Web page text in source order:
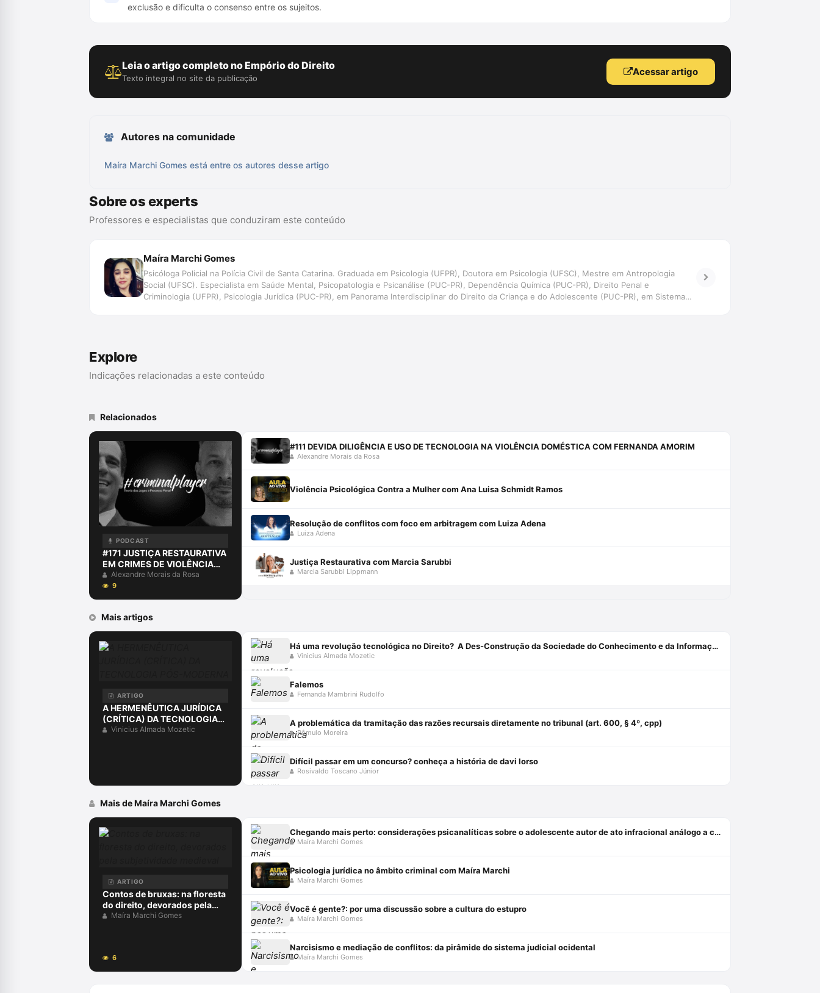
exclusão e dificulta o consenso entre os sujeitos.
Leia o artigo completo no Empório do Direito
Texto integral no site da publicação
Acessar artigo
Autores na comunidade
Maíra Marchi Gomes está entre os autores desse artigo
Sobre os experts
Professores e especialistas que conduziram este conteúdo
Maíra Marchi Gomes
Psicóloga Policial na Polícia Civil de Santa Catarina. Graduada em Psicologia (UFPR), Doutora em Psicologia (UFSC), Mestre em Antropologia
Social (UFSC). Especialista em Saúde Mental, Psicopatologia e Psicanálise (PUC-PR), Dependência Química (PUC-PR), Direito Penal e
Criminologia (UFPR), Psicologia Jurídica (PUC-PR), em Panorama Interdisciplinar do Direito da Criança e do Adolescente (PUC-PR), em Sistema
Explore
Indicações relacionadas a este conteúdo
Relacionados
PODCAST
#171 JUSTIÇA RESTAURATIVA
EM CRIMES DE VIOLÊNCIA
DOMÉSTICA COM MAYSA
CARVALHAL
Alexandre Morais da Rosa
9
#111 DEVIDA DILIGÊNCIA E USO DE TECNOLOGIA NA VIOLÊNCIA DOMÉSTICA COM FERNANDA AMORIM
Alexandre Morais da Rosa
Violência Psicológica Contra a Mulher com Ana Luisa Schmidt Ramos
Resolução de conflitos com foco em arbitragem com Luiza Adena
Luiza Adena
Justiça Restaurativa com Marcia Sarubbi
Marcia Sarubbi Lippmann
Mais artigos
ARTIGO
A HERMENÊUTICA JURÍDICA
(CRÍTICA) DA TECNOLOGIA
PÓS-MODERNA
Vinicius Almada Mozetic
Há uma revolução tecnológica no Direito? A Des-Construção da Sociedade do Conhecimento e da Informação[1]
Vinicius Almada Mozetic
Falemos
Fernanda Mambrini Rudolfo
A problemática da tramitação das razões recursais diretamente no tribunal (art. 600, § 4º, cpp)
Rômulo Moreira
Difícil passar em um concurso? conheça a história de davi lorso
Rosivaldo Toscano Júnior
Mais de Maíra Marchi Gomes
ARTIGO
Contos de bruxas: na floresta
do direito, devorados pela
subjetividade medieval
Maíra Marchi Gomes
6
Chegando mais perto: considerações psicanalíticas sobre o adolescente autor de ato infracional análogo a crime sexual
Maíra Marchi Gomes
Psicologia jurídica no âmbito criminal com Maíra Marchi
Maíra Marchi Gomes
Você é gente?: por uma discussão sobre a cultura do estupro
Maíra Marchi Gomes
Narcisismo e mediação de conflitos: da pirâmide do sistema judicial ocidental
Maíra Marchi Gomes